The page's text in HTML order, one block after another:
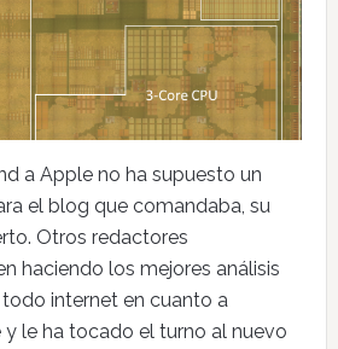
a Apple no ha supuesto un
el blog que comandaba, su
Otros redactores
haciendo los mejores análisis
internet en cuanto a
y le ha tocado el turno al nuevo